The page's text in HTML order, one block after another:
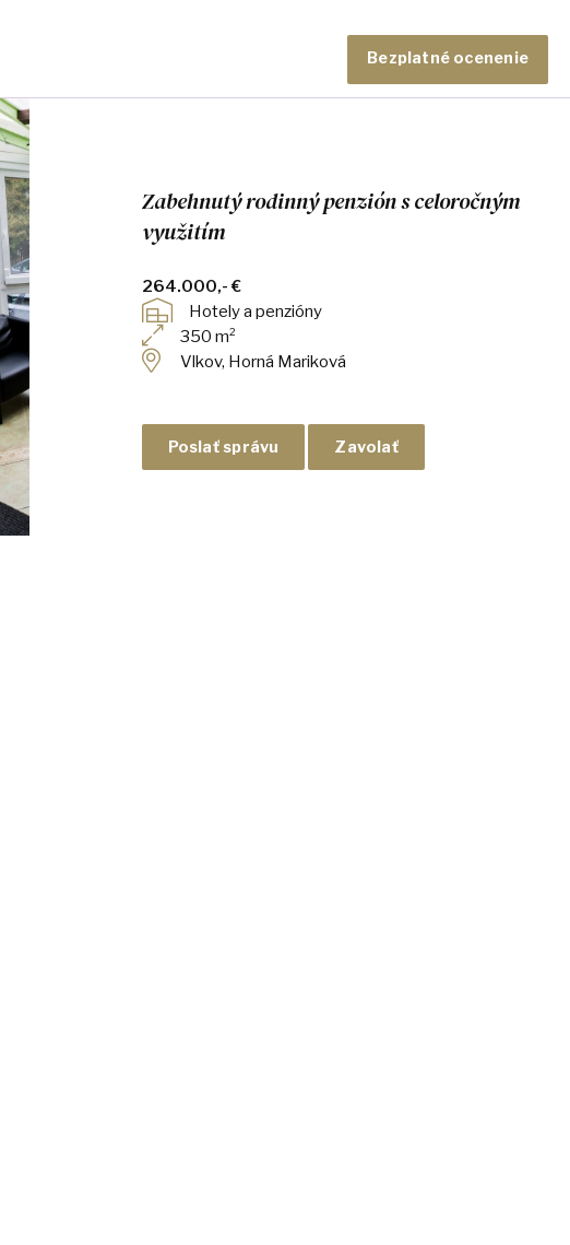
Bezplatné ocenenie
Zabehnutý rodinný penzión s celoročným
využitím
264.000,- €
Hotely a penzióny
350 m²
Vlkov, Horná Mariková
Poslať správu Zavolať